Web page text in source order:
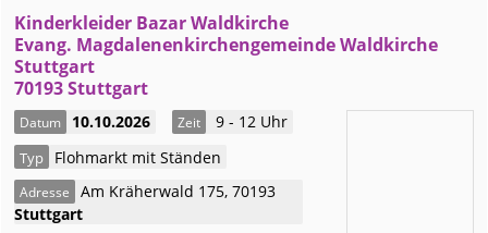
Kinderkleider Bazar Waldkirche
Evang. Magdalenenkirchengemeinde Waldkirche
Stuttgart
70193 Stuttgart
Datum 10.10.2026 Zeit 9 - 12 Uhr
Typ Flohmarkt mit Ständen
Adresse Am Kräherwald 175,70193
Stuttgart